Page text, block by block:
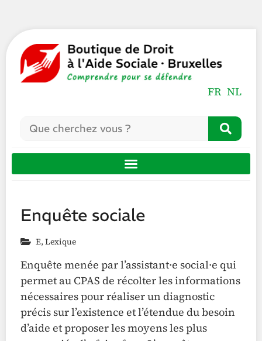
FR NL
Enquête sociale
E, Lexique
Enquête menée par l’assistant·e social·e qui
permet au CPAS de récolter les informations
nécessaires pour réaliser un diagnostic
précis sur l’existence et l’étendue du besoin
d’aide et proposer les moyens les plus